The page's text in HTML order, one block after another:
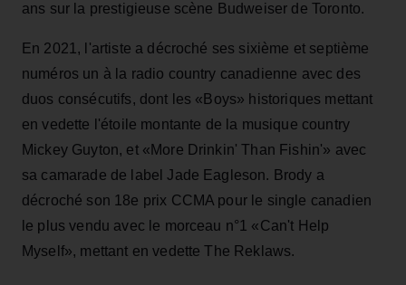
ans sur la prestigieuse scène Budweiser de Toronto.
En 2021, l'artiste a décroché ses sixième et septième
numéros un à la radio country canadienne avec des
duos consécutifs, dont les «Boys» historiques mettant
en vedette l'étoile montante de la musique country
Mickey Guyton, et «More Drinkin' Than Fishin'» avec
sa camarade de label Jade Eagleson. Brody a
décroché son 18e prix CCMA pour le single canadien
le plus vendu avec le morceau n°1 «Can't Help
Myself», mettant en vedette The Reklaws.